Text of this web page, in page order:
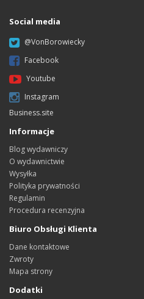
Social media
@VonBorowiecky
Facebook
Youtube
Instagram
Business.site
Informacje
Blog wydawniczy
O wydawnictwie
Wysyłka
Polityka prywatności
Regulamin
Procedura recenzyjna
Biuro Obsługi Klienta
Dane kontaktowe
Zwroty
Mapa strony
Dodatki